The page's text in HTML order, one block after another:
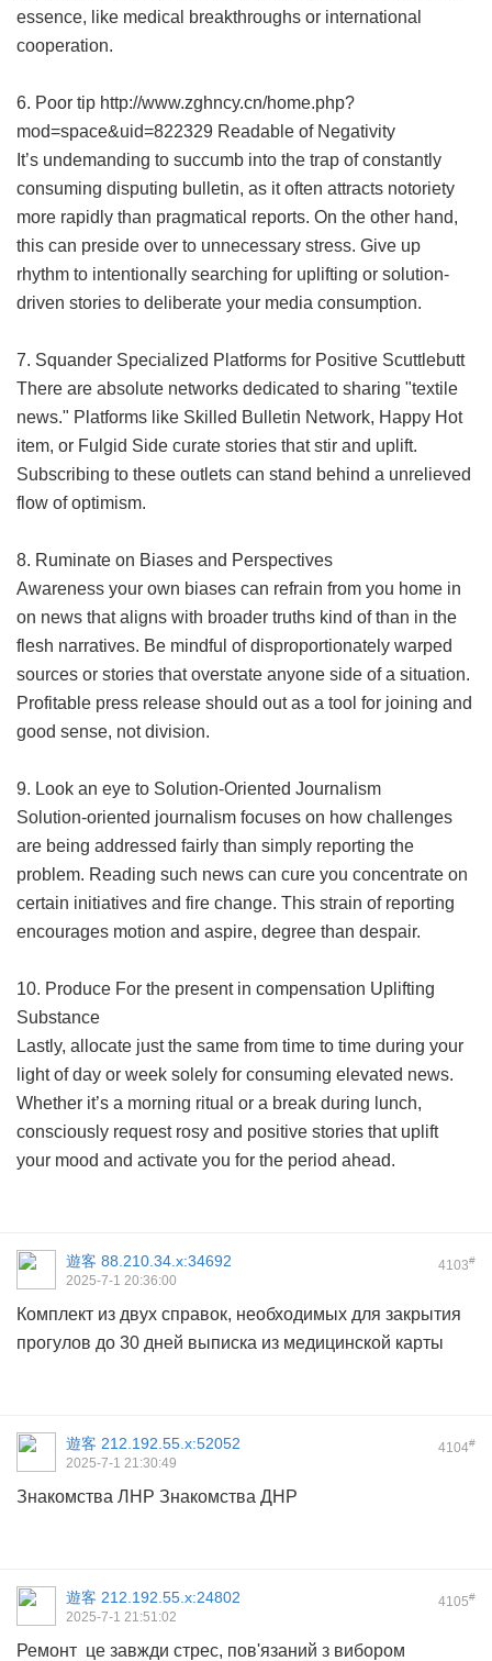
essence, like medical breakthroughs or international
cooperation.
6. Poor tip http://www.zghncy.cn/home.php?
mod=space&uid=822329 Readable of Negativity
It’s undemanding to succumb into the trap of constantly
consuming disputing bulletin, as it often attracts notoriety
more rapidly than pragmatical reports. On the other hand,
this can preside over to unnecessary stress. Give up
rhythm to intentionally searching for uplifting or solution-
driven stories to deliberate your media consumption.
7. Squander Specialized Platforms for Positive Scuttlebutt
There are absolute networks dedicated to sharing "textile
news." Platforms like Skilled Bulletin Network, Happy Hot
item, or Fulgid Side curate stories that stir and uplift.
Subscribing to these outlets can stand behind a unrelieved
flow of optimism.
8. Ruminate on Biases and Perspectives
Awareness your own biases can refrain from you home in
on news that aligns with broader truths kind of than in the
flesh narratives. Be mindful of disproportionately warped
sources or stories that overstate anyone side of a situation.
Profitable press release should out as a tool for joining and
good sense, not division.
9. Look an eye to Solution-Oriented Journalism
Solution-oriented journalism focuses on how challenges
are being addressed fairly than simply reporting the
problem. Reading such news can cure you concentrate on
certain initiatives and fire change. This strain of reporting
encourages motion and aspire, degree than despair.
10. Produce For the present in compensation Uplifting
Substance
Lastly, allocate just the same from time to time during your
light of day or week solely for consuming elevated news.
Whether it’s a morning ritual or a break during lunch,
consciously request rosy and positive stories that uplift
your mood and activate you for the period ahead.
4103#
遊客 88.210.34.x:34692
2025-7-1 20:36:00
Комплект из двух справок, необходимых для закрытия
прогулов до 30 дней выписка из медицинской карты
4104#
遊客 212.192.55.x:52052
2025-7-1 21:30:49
Знакомства ЛНР Знакомства ДНР
4105#
遊客 212.192.55.x:24802
2025-7-1 21:51:02
Ремонт це завжди стрес, пов'язаний з вибором